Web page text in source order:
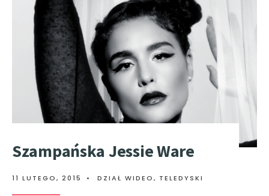
Szampańska Jessie Ware
11 LUTEGO, 2015 • DZIAŁ WIDEO, TELEDYSKI